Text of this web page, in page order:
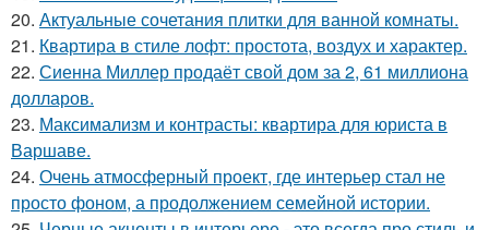
20. Актуальные сочетания плитки для ванной комнаты.
21. Квартира в стиле лофт: простота, воздух и характер.
22. Сиенна Миллер продаёт свой дом за 2, 61 миллиона
долларов.
23. Максимализм и контрасты: квартира для юриста в
Варшаве.
24. Очень атмосферный проект, где интерьер стал не
просто фоном, а продолжением семейной истории.